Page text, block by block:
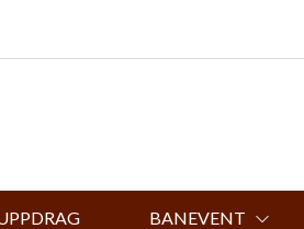
BANEVENT